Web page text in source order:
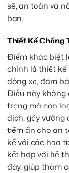
sẽ, an toàn và
bạn.
Thiết Kế Chống
Điểm khác biệt
chính là thiết
dòng xe, đảm
Điều này không
trọng mà còn
dịch, gây vướng
tiềm ẩn cho an
kế với các họa
kết hợp với hệ
đáy, giúp thảm